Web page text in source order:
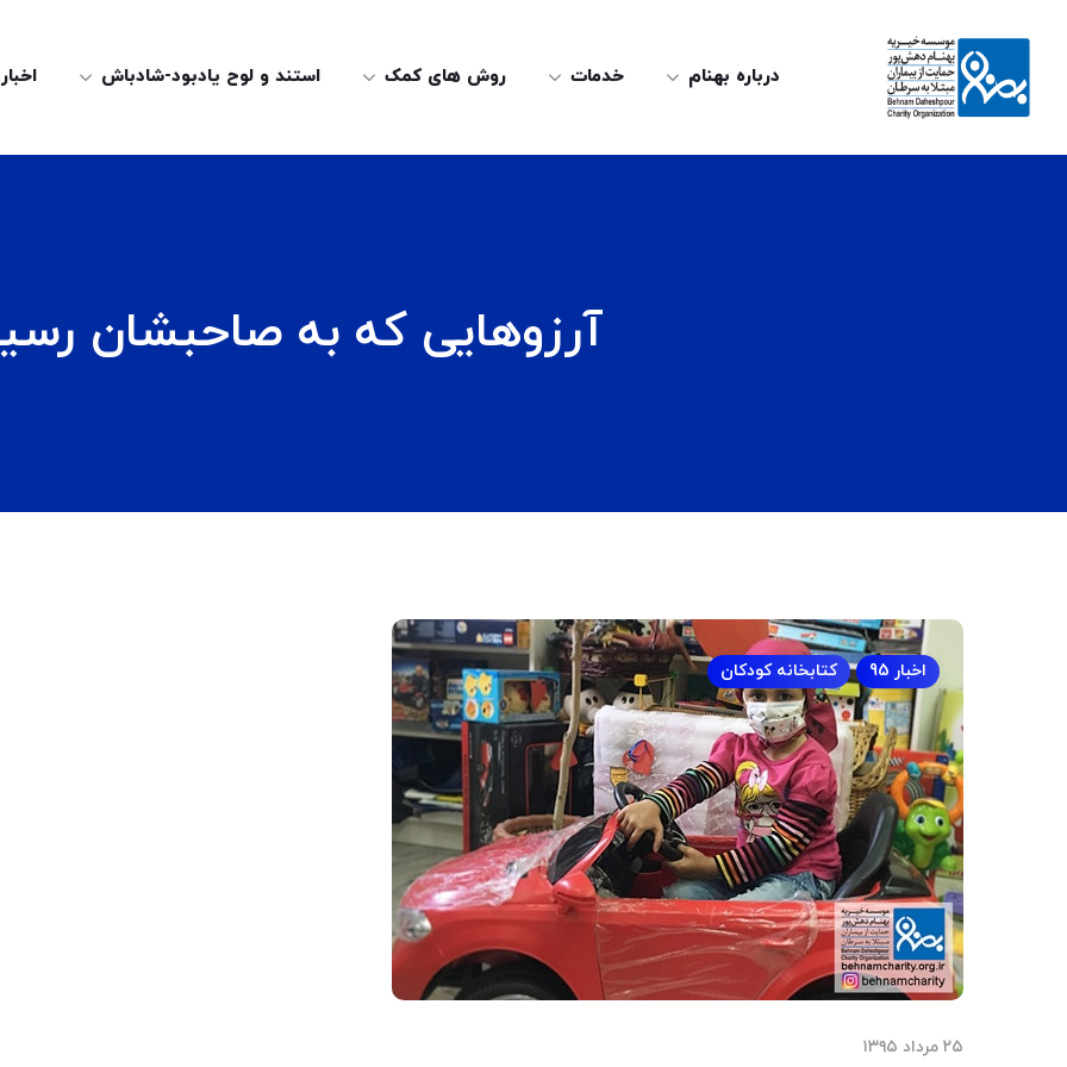
درباره بهنام خدمات روش های کمک استند و لوح یادبود-شادباش اخبار
آرزوهایی که به صاحبشان
اخبار 95 کتابخانه کودکان
۲۵ مرداد ۱۳۹۵